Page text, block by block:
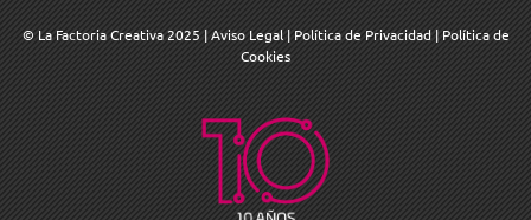
© La Factoria Creativa 2025 |Aviso Legal | Política de Privacidad | Política de
Cookies